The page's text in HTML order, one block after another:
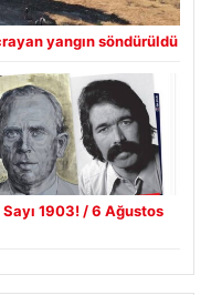
yangın söndürüldü
1903! / 6 Ağustos